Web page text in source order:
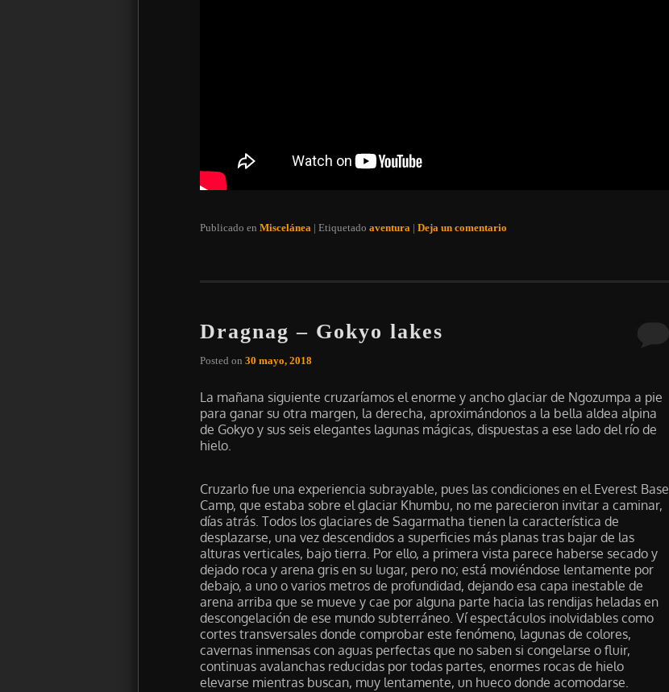
Publicado en Miscelánea | Etiquetado aventura | Deja un comentario
Dragnag – Gokyo lakes
Posted on 30 mayo, 2018
La mañana siguiente cruzaríamos el enorme y ancho glaciar de Ngozumpa a pie
para ganar su otra margen, la derecha, aproximándonos a la bella aldea alpina
de Gokyo y sus seis elegantes lagunas mágicas, dispuestas a ese lado del río de
hielo.
Cruzarlo fue una experiencia subrayable, pues las condiciones en el Everest Base
Camp, que estaba sobre el glaciar Khumbu, no me parecieron invitar a caminar,
días atrás. Todos los glaciares de Sagarmatha tienen la característica de
desplazarse, una vez descendidos a superficies más planas tras bajar de las
alturas verticales, bajo tierra. Por ello, a primera vista parece haberse secado y
dejado roca y arena gris en su lugar, pero no; está moviéndose lentamente por
debajo, a uno o varios metros de profundidad, dejando esa capa inestable de
arena arriba que se mueve y cae por alguna parte hacia las rendijas heladas en
descongelación de ese mundo subterráneo. Ví espectáculos inolvidables como
cortes transversales donde comprobar este fenómeno, lagunas de colores,
cavernas inmensas con aguas perfectas que no saben si congelarse o fluir,
continuas avalanchas reducidas por todas partes, enormes rocas de hielo
elevarse mientras buscan, muy lentamente, un hueco donde acomodarse.